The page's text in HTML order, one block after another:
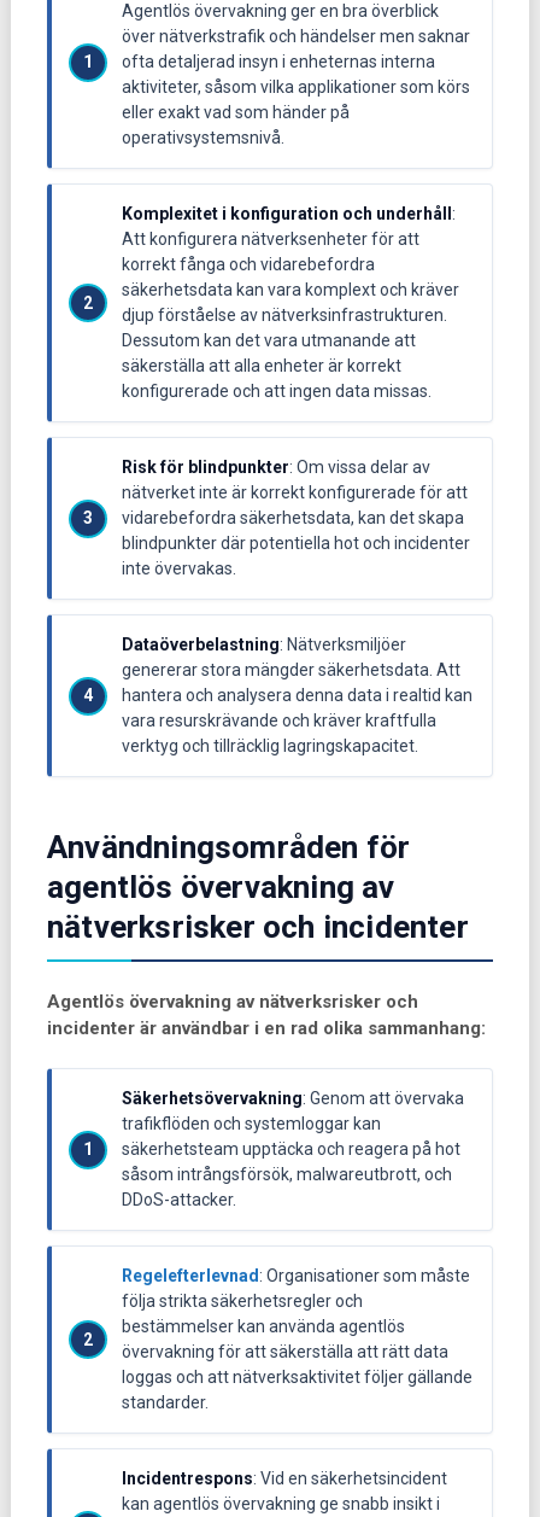
Agentlös övervakning ger en bra överblick
över nätverkstrafik och händelser men saknar
ofta detaljerad insyn i enheternas interna
aktiviteter, såsom vilka applikationer som körs
eller exakt vad som händer på
operativsystemsnivå.
Komplexitet i konfiguration och underhåll :
Att konfigurera nätverksenheter för att
korrekt fånga och vidarebefordra
säkerhetsdata kan vara komplext och kräver
djup förståelse av nätverksinfrastrukturen.
Dessutom kan det vara utmanande att
säkerställa att alla enheter är korrekt
konfigurerade och att ingen data missas.
Risk för blindpunkter: Om vissa delar av
nätverket inte är korrekt konfigurerade för att
vidarebefordra säkerhetsdata, kan det skapa
blindpunkter där potentiella hot och incidenter
inte övervakas.
Dataöverbelastning: Nätverksmiljöer
genererar stora mängder säkerhetsdata. Att
hantera och analysera denna data i realtid kan
vara resurskrävande och kräver kraftfulla
verktyg och tillräcklig lagringskapacitet.
Användningsområden för
agentlös övervakning av
nätverksrisker och incidenter
Agentlös övervakning av nätverksrisker och
incidenter är användbar i en rad olika sammanhang:
Säkerhetsövervakning: Genom att övervaka
trafikflöden och systemloggar kan
säkerhetsteam upptäcka och reagera på hot
såsom intrångsförsök, malwareutbrott, och
DDoS-attacker.
Regelefterlevnad : Organisationer som måste
följa strikta säkerhetsregler och
bestämmelser kan använda agentlös
övervakning för att säkerställa att rätt data
loggas och att nätverksaktivitet följer gällande
standarder.
Incidentrespons: Vid en säkerhetsincident
kan agentlös övervakning ge snabb insikt i